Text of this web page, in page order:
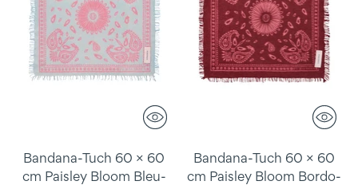
Bandana-Tuch 60 × 60
cm Paisley Bloom Bleu-
Bandana-Tuch 60 × 60
cm Paisley Bloom Bordo-